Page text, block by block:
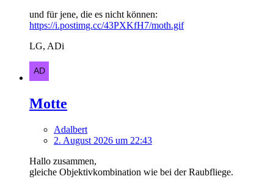
und für jene, die es nicht können:
https://i.postimg.cc/43PXKfH7/moth.gif
LG, ADi
Motte
Adalbert
2. August 2026 um 22:43
Hallo zusammen,
gleiche Objektivkombination wie bei der Raubfliege.